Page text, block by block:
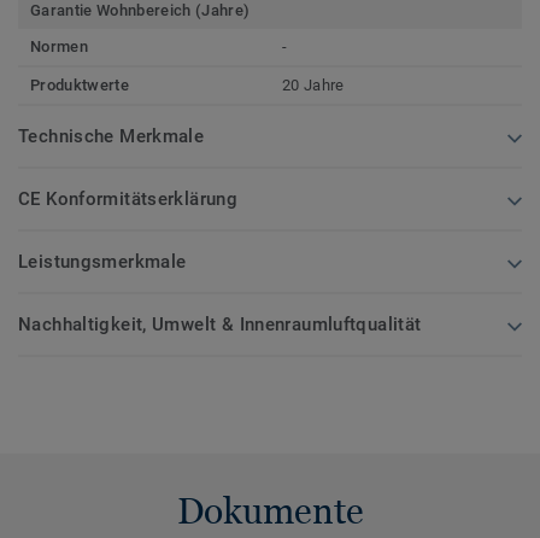
Garantie Wohnbereich (Jahre)
Normen
-
Produktwerte 20 Jahre
Technische Merkmale
CE Konformitätserklärung
Leistungsmerkmale
Nachhaltigkeit, Umwelt & Innenraumluftqualität
Dokumente